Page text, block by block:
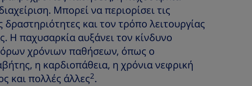
Μπορεί να περιορίσει τις
δραστηριότητες και τον τρόπο λειτουργίας
Η παχυσαρκία αυξάνει τον κίνδυνο
χρόνιων παθήσεων, όπως ο
η καρδιοπάθεια, η χρόνια νεφρική
και πολλές άλλες2.